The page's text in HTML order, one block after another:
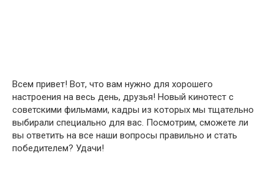
Всем привет! Вот, что вам нужно для хорошего
настроения на весь день, друзья! Новый кинотест с
советскими фильмами, кадры из которых мы тщательно
выбирали специально для вас. Посмотрим, сможете ли
вы ответить на все наши вопросы правильно и стать
победителем? Удачи!